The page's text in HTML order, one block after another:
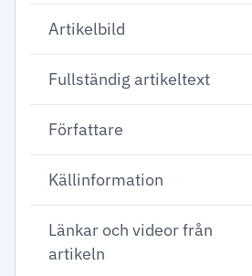
Artikelbild
Fullständig artikeltext
Författare
Källinformation
Länkar och videor från
artikeln